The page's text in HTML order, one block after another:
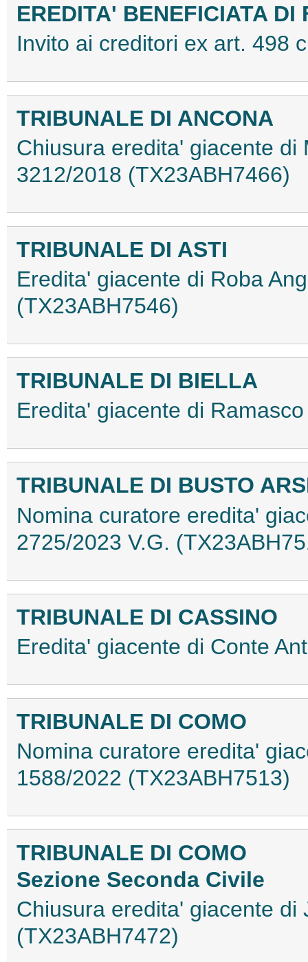
EREDITA' BENEFICIATA DI
Invito ai creditori ex art. 498
TRIBUNALE DI ANCONA
Chiusura eredita' giacente
3212/2018 (TX23ABH7466)
TRIBUNALE DI ASTI
Eredita' giacente di Roba
(TX23ABH7546)
TRIBUNALE DI BIELLA
Eredita' giacente di
TRIBUNALE DI BUSTO
Nomina curatore eredita'
2725/2023 V.G.
TRIBUNALE DI CASSINO
Eredita' giacente di Conte
TRIBUNALE DI COMO
Nomina curatore eredita'
1588/2022 (TX23ABH7513)
TRIBUNALE DI COMO
Sezione Seconda Civile
Chiusura eredita' giacente di
(TX23ABH7472)